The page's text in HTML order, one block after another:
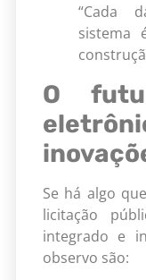
“Cada
sistema
O
Se há algo
licitação
integrado e
observo são: